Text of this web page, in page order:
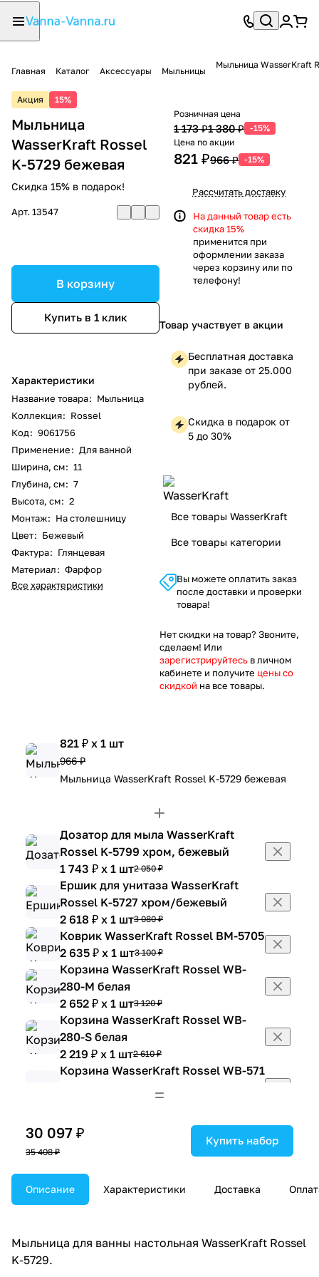
Главная Каталог Аксессуары Мыльницы
Мыльница WasserKraft
Акция 15%
Мыльница
WasserKraft Rossel
K-5729 бежевая
Скидка 15% в подарок!
Арт. 13547
В корзину
Купить в 1 клик
Характеристики
Название товара: Мыльница
Коллекция: Rossel
Код: 9061756
Применение: Для ванной
Ширина, см: 11
Глубина, см: 7
Высота, см: 2
Монтаж: На столешницу
Цвет: Бежевый
Фактура: Глянцевая
Материал: Фарфор
Все характеристики
Розничная цена
1 173 ₽1 380 ₽ -15%
Цена по акции
821 ₽966 ₽ -15%
Рассчитать доставку
На данный товар есть
скидка 15%
применится при
оформлении заказа
через корзину или по
телефону!
Товар участвует в акции
Бесплатная доставка
при заказе от 25.000
рублей.
Скидка в подарок от
5 до 30%
Все товары WasserKraft
Все товары категории
Вы можете оплатить заказ
после доставки и проверки
товара!
Нет скидки на товар? Звоните,
сделаем! Или
зарегистрируйтесь в личном
кабинете и получите цены со
скидкой на все товары.
821 ₽ x 1 шт
966 ₽
Мыльница WasserKraft Rossel K-5729 бежевая
Дозатор для мыла WasserKraft
Rossel K-5799 хром, бежевый
1 743 ₽ x 1 шт2 050 ₽
Ершик для унитаза WasserKraft
Rossel K-5727 хром/бежевый
2 618 ₽ x 1 шт3 080 ₽
Коврик WasserKraft Rossel BM-5705
2 635 ₽ x 1 шт3 100 ₽
Корзина WasserKraft Rossel WB-
280-M белая
2 652 ₽ x 1 шт3 120 ₽
Корзина WasserKraft Rossel WB-
280-S белая
2 219 ₽ x 1 шт2 610 ₽
Корзина WasserKraft Rossel WB-571
572 с рисунком
Стакан для щеток WasserKraft
Rossel K-5728 бежевый
1 233 ₽ x 1 шт
SC-85102
30 097 ₽
35 408 ₽
Купить набор
Описание Характеристики Доставка
Мыльница для ванны настольная WasserKraft Rossel
K-5729.